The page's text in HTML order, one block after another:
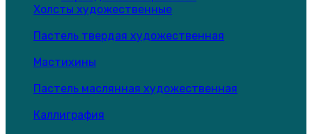
Холсты художественные
Пастель твердая художественная
Мастихины
Пастель маслянная художественная
Каллиграфия